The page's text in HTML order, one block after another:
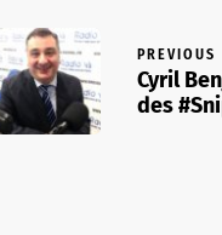
PREVIOUS
Cyril
des